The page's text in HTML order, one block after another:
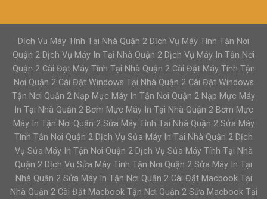
Dịch Vụ Máy Tính Tại Nhà Quận 2 Dịch Vụ Máy Tính Tận Nơi
Quận 2 Dịch Vụ Máy In Tại Nhà Quận 2 Dịch Vụ Máy In Tận Nơi
Quận 2 Cài Đặt Máy Tính Tại Nhà Quận 2 Cài Đặt Máy Tính Tận
Nơi Quận 2 Cài Đặt Windows Tại Nhà Quận 2 Cài Đặt Windows
Tận Nơi Quận 2 Nạp Mực Máy In Tận Nơi Quận 2 Nạp Mực Máy
In Tại Nhà Quận 2 Bơm Mực Máy In Tại Nhà Quận 2 Bơm Mực
Máy In Tận Nơi Quận 2 Sửa Máy Tính Tại Nhà Quận 2 Sửa Máy
Tính Tận Nơi Quận 2 Dịch Vụ Sửa Máy In Tại Nhà Quận 2 Dịch
Vụ Sửa Máy In Tận Nơi Quận 2 Dịch Vụ Sửa Máy Tính Tại Nhà
Quận 2 Dịch Vụ Sửa Máy Tính Tận Nơi Quận 2 Sửa Máy In Tại
Nhà Quận 2 Sửa Máy In Tận Nơi Quận 2 Cài Đặt Macbook Tại
Nhà Quận 2 Cài Đặt Macbook Tận Nơi Quận 2 Sửa Macbook Tại